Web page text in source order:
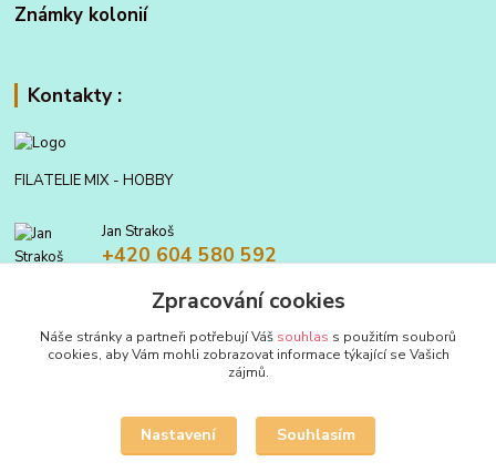
Známky kolonií
Kontakty :
FILATELIE MIX - HOBBY
Jan Strakoš
+420 604 580 592
filatelie.mix@seznam.cz
Upravit sběr cookies.
Zpracování cookies
Náše stránky a partneři potřebují Váš souhlas s použitím souborů
cookies, aby Vám mohli zobrazovat informace týkající se Vašich
zájmů.
Nastavení Souhlasím